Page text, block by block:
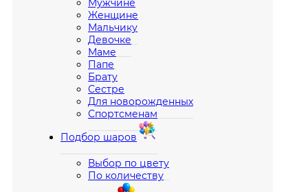
Мужчине
Женщине
Мальчику
Девочке
Маме
Папе
Брату
Сестре
Для новорожденных
Спортсменам
Подбор шаров
Выбор по цвету
По количеству